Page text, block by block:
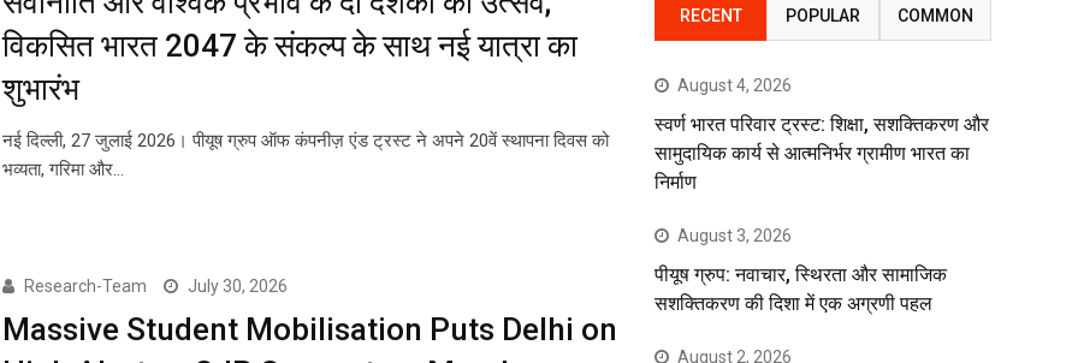
विकसित भारत 2047 के संकल्प के साथ नई यात्रा का
शुभारंभ
नई दिल्ली, 27 जुलाई 2026। पीयूष ग्रुप ऑफ कंपनीज़ एंड ट्रस्ट ने अपने 20वें स्थापना दिवस को
भव्यता, गरिमा और…
Research-Team July 30, 2026
Massive Student Mobilisation Puts Delhi on
RECENT POPULAR COMMON
August 4, 2026
स्वर्ण भारत परिवार ट्रस्ट: शिक्षा, सशक्तिकरण और
सामुदायिक कार्य से आत्मनिर्भर ग्रामीण भारत का
निर्माण
August 3, 2026
पीयूष ग्रुप: नवाचार, स्थिरता और सामाजिक
सशक्तिकरण की दिशा में एक अग्रणी पहल
August 2, 2026